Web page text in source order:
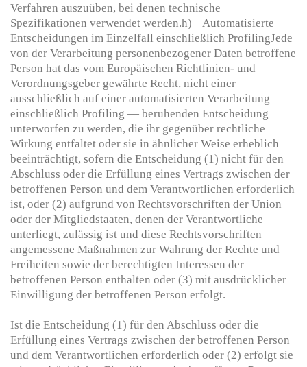
Verfahren auszuüben, bei denen technische
Spezifikationen verwendet werden.h) Automatisierte
Entscheidungen im Einzelfall einschließlich ProfilingJede
von der Verarbeitung personenbezogener Daten betroffene
Person hat das vom Europäischen Richtlinien- und
Verordnungsgeber gewährte Recht, nicht einer
ausschließlich auf einer automatisierten Verarbeitung —
einschließlich Profiling — beruhenden Entscheidung
unterworfen zu werden, die ihr gegenüber rechtliche
Wirkung entfaltet oder sie in ähnlicher Weise erheblich
beeinträchtigt, sofern die Entscheidung (1) nicht für den
Abschluss oder die Erfüllung eines Vertrags zwischen der
betroffenen Person und dem Verantwortlichen erforderlich
ist, oder (2) aufgrund von Rechtsvorschriften der Union
oder der Mitgliedstaaten, denen der Verantwortliche
unterliegt, zulässig ist und diese Rechtsvorschriften
angemessene Maßnahmen zur Wahrung der Rechte und
Freiheiten sowie der berechtigten Interessen der
betroffenen Person enthalten oder (3) mit ausdrücklicher
Einwilligung der betroffenen Person erfolgt.
Ist die Entscheidung (1) für den Abschluss oder die
Erfüllung eines Vertrags zwischen der betroffenen Person
und dem Verantwortlichen erforderlich oder (2) erfolgt sie